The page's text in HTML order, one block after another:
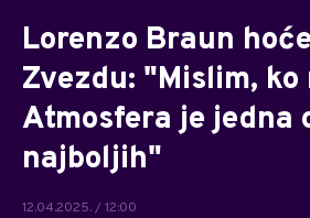
Lorenzo Braun
Zvezdu: "Mislim, ko
Atmosfera je jedna
najboljih"
12.04.2025. / 12:00